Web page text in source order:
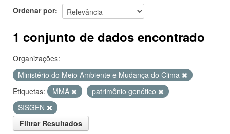
Ordenar por
1 conjunto de dados encontrado
Organizações:
Ministério do Meio Ambiente e Mudança do Clima
Etiquetas:
MMA
patrimônio genético
SISGEN
Filtrar Resultados